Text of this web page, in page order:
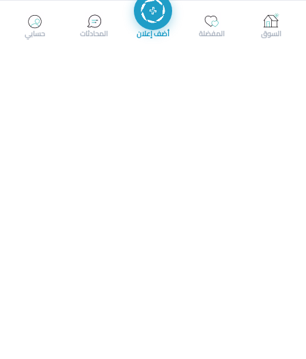
إرسال رسالة إجراء مكالمة
حسابي المحادثات أضف إعلان المفضلة السوق